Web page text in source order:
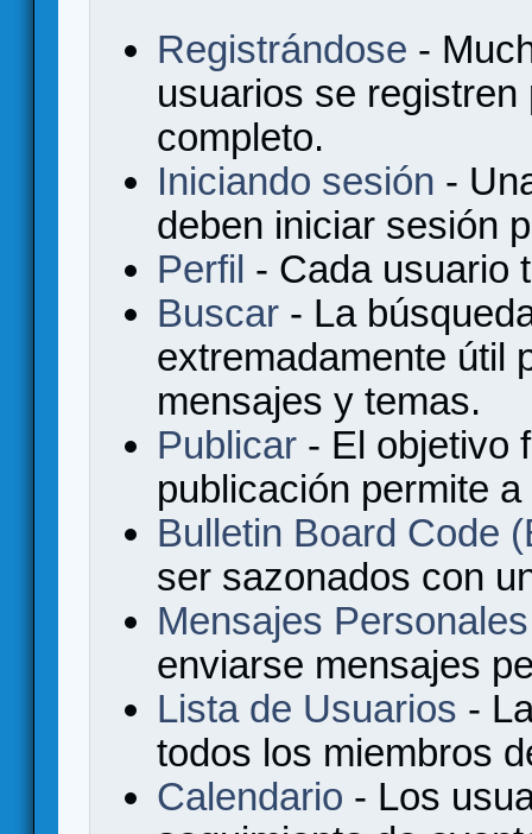
Registrándose -
usuarios se
completo.
Iniciando sesión -
deben iniciar sesión
Perfil - Cada usuario
Buscar - La
extremadamente útil
mensajes y temas.
Publicar - El objetivo
publicación permite
Bulletin Board Code
ser sazonados con
Mensajes Personales
enviarse mensajes
Lista de Usuarios -
todos los miembros
Calendario - Los